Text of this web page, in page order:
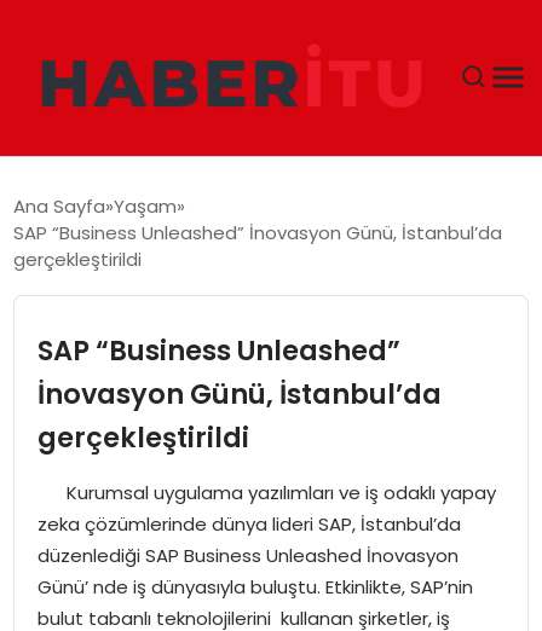
DÜNYA
SIYASET
TEKNOLOJI
EĞITIM
MAGAZIN
SPOR
Ana Sayfa Yaşam
SAP “Business Unleashed” İnovasyon Günü, İstanbul’da
gerçekleştirildi
SAP “Business Unleashed”
İnovasyon Günü, İstanbul’da
gerçekleştirildi
Kurumsal uygulama yazılımları ve iş odaklı yapay
zeka çözümlerinde dünya lideri SAP, İstanbul’da
düzenlediği SAP Business Unleashed İnovasyon
Günü’ nde iş dünyasıyla buluştu. Etkinlikte, SAP’nin
bulut tabanlı teknolojilerini kullanan şirketler, iş